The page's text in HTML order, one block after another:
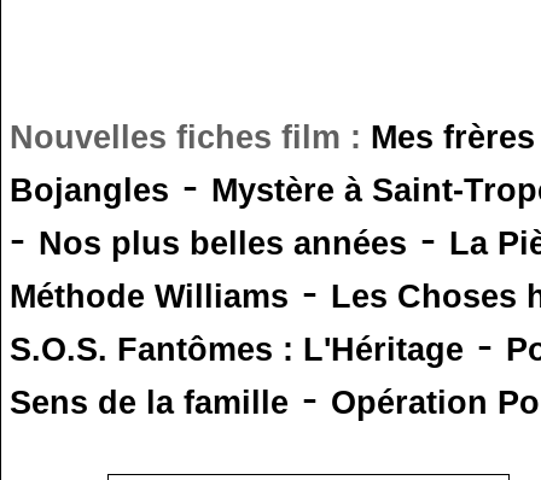
Nouvelles fiches film : Mes
Bojangles - Mystère à Saint-
- Nos plus belles années - La
Méthode Williams - Les Choses
S.O.S. Fantômes : L'Héritage -
Sens de la famille - Opération